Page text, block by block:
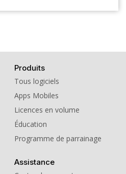
Produits
Tous logiciels
Apps Mobiles
Licences en volume
Éducation
Programme de parrainage
Assistance